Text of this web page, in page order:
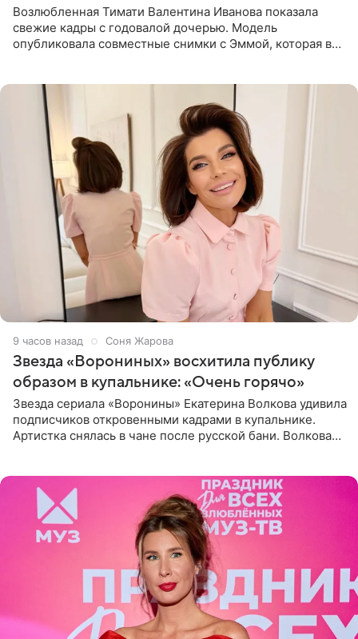
Возлюбленная Тимати Валентина Иванова показала
свежие кадры с годовалой дочерью. Модель
опубликовала совместные снимки с Эммой, которая в
9 часов назад Соня Жарова
Звезда «Ворониных» восхитила публику
образом в купальнике: «Очень горячо»
Звезда сериала «Воронины» Екатерина Волкова удивила
подписчиков откровенными кадрами в купальнике.
Артистка снялась в чане после русской бани. Волкова